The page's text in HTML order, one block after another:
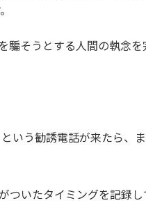
そうとする人間の執念
いう勧誘電話が来たら、
ついたタイミングを記録し